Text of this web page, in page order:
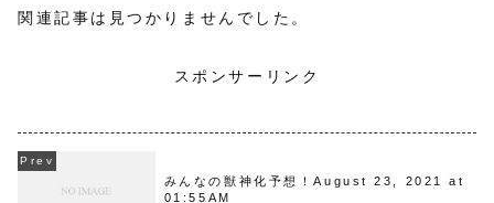
関連記事は見つかりませんでした。
スポンサーリンク
みんなの獣神化予想！August 23, 2021 at
01:55AM